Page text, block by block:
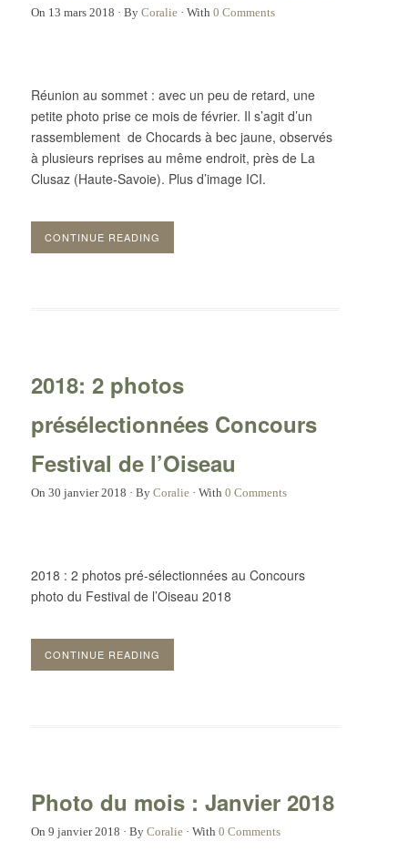
On 13 mars 2018 · By Coralie· With 0 Comments
Réunion au sommet : avec un peu de retard, une
petite photo prise ce mois de février. Il s’agit d’un
rassemblement de Chocards à bec jaune, observés
à plusieurs reprises au même endroit, près de La
Clusaz (Haute-Savoie). Plus d’image ICI.
CONTINUE READING
2018: 2 photos
présélectionnées Concours
Festival de l’Oiseau
On 30 janvier 2018 · By Coralie· With 0 Comments
2018 : 2 photos pré-sélectionnées au Concours
photo du Festival de l’Oiseau 2018
CONTINUE READING
Photo du mois : Janvier 2018
On 9 janvier 2018 · By Coralie· With 0 Comments